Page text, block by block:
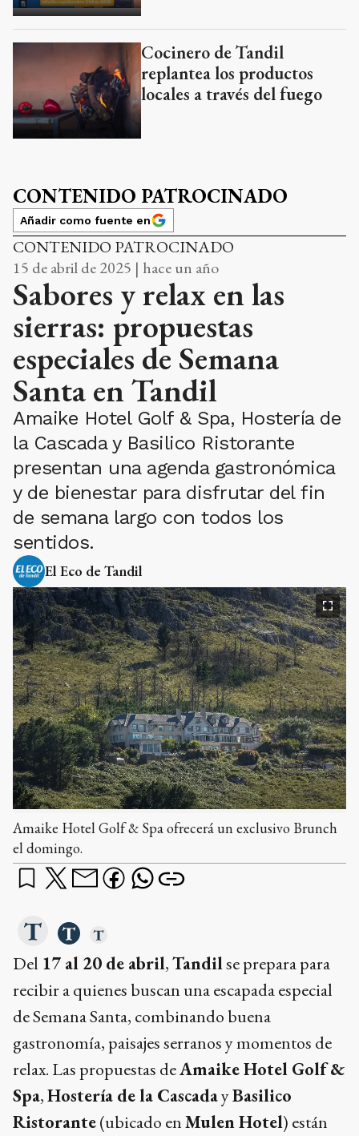
Cocinero de Tandil
replantea los productos
locales a través del fuego
CONTENIDO PATROCINADO
Añadir como fuente en
CONTENIDO PATROCINADO
15 de abril de 2025 | hace un año
Sabores y relax en las
sierras: propuestas
especiales de Semana
Santa en Tandil
Amaike Hotel Golf & Spa, Hostería de
la Cascada y Basilico Ristorante
presentan una agenda gastronómica
y de bienestar para disfrutar del fin
de semana largo con todos los
sentidos.
El Eco de Tandil
Amaike Hotel Golf & Spa ofrecerá un exclusivo Brunch
el domingo.
Del 17 al 20 de abril,Tandilse prepara para
recibir a quienes buscan una escapada especial
de Semana Santa, combinando buena
gastronomía, paisajes serranos y momentos de
relax. Las propuestas deAmaike Hotel Golf &
Spa,Hostería de la CascadayBasilico
Ristorante(ubicado enMulen Hotel) están